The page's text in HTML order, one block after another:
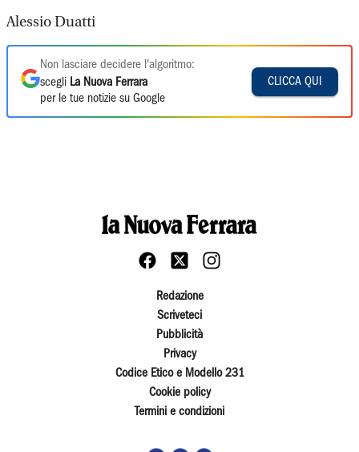
Alessio Duatti
Non lasciare decidere l'algoritmo:
scegli La Nuova Ferrara
per le tue notizie su Google
CLICCA QUI
Redazione
Scriveteci
Pubblicità
Privacy
Codice Etico e Modello 231
Cookie policy
Termini e condizioni